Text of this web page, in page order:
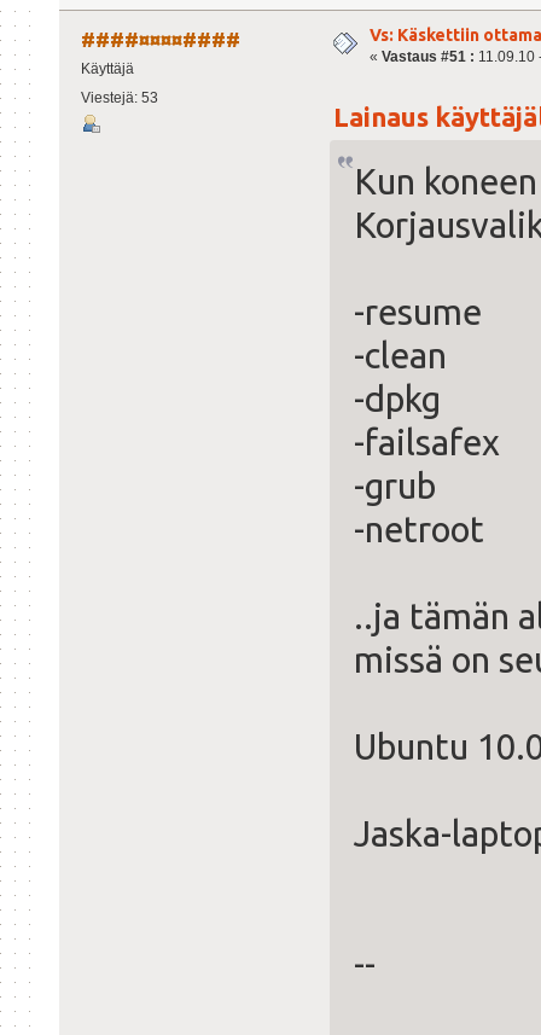
####¤¤¤¤####
Käyttäjä
Viestejä: 53
Vs: Käskettiin
« Vastaus #51 : 11.09.10
Lainaus
Kun
-resume
-clean
-dpkg
-failsafex
-grub
-netroot
..ja tämän
missä on
Ubuntu
Jaska-
--